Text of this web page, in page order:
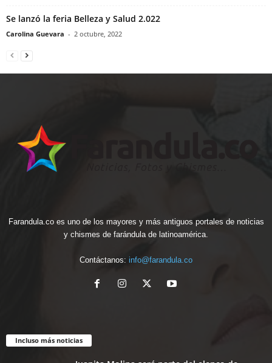
Se lanzó la feria Belleza y Salud 2.022
Carolina Guevara - 2 octubre, 2022
Farandula.co es uno de los mayores y más antiguos portales de noticias
y chismes de farándula de latinoamérica.
Contáctanos: info@farandula.co
Incluso más noticias